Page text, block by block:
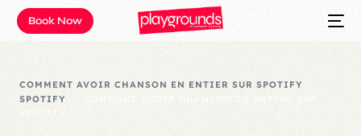
Book Now
COMMENT AVOIR CHANSON EN ENTIER SUR SPOTIFY
SPOTIFY